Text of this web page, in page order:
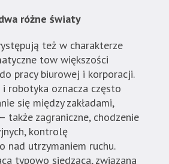
różne światy
też w charakterze
tow większości
pracy biurowej i korporacji.
robotyka oznacza często
się między zakładami,
także zagraniczne, chodzenie
kontrolę
nad utrzymaniem ruchu.
typowo siedząca, związana